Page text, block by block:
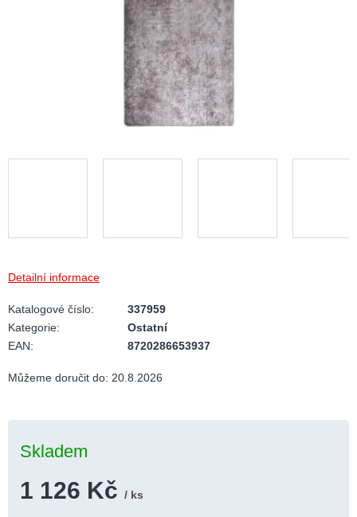
Můžeme doručit do: 20.8.2026
Skladem
1 126 Kč / ks
Detailní informace
Katalogové číslo:
337959
Kategorie:
Ostatní
EAN: 8720286653937